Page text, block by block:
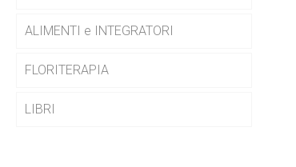
ALIMENTI e INTEGRATORI
FLORITERAPIA
LIBRI